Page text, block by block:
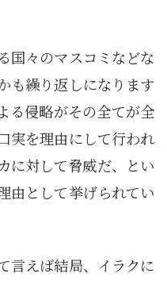
国々のマスコミなどな
も繰り返しになります
る侵略がその全てが全
実を理由にして行われ
に対して脅威だ、とい
由として挙げられてい
言えば結局、イラクに